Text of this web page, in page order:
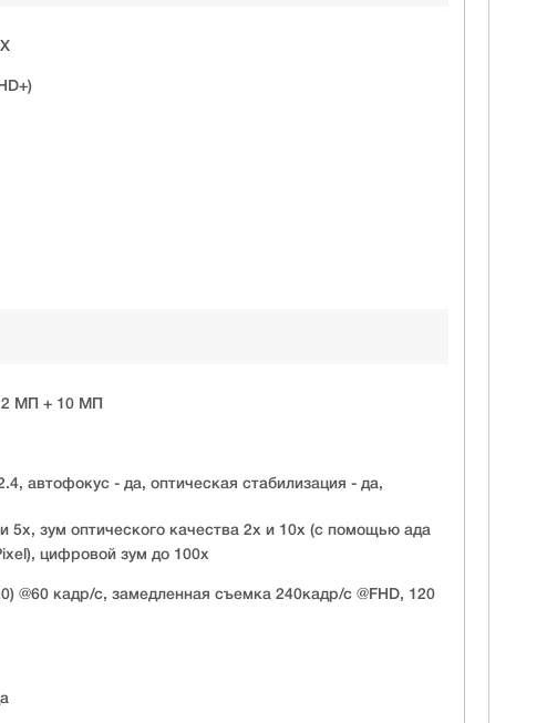
МП + 10 МП
автофокус - да, оптическая стабилизация - да,
5x, зум оптического качества 2x и 10x (с помощью ада
цифровой зум до 100x
@60 кадр/с, замедленная съемка 240кадр/с @FHD, 120